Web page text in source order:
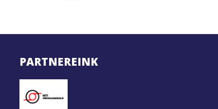
PARTNEREINK